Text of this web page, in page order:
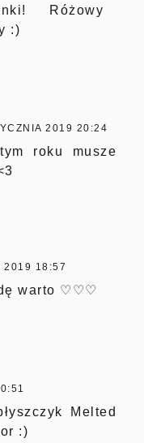
Różowy
:)
2019 20:24
roku musze
2019 18:57
warto ♡♡♡
Melted
:)